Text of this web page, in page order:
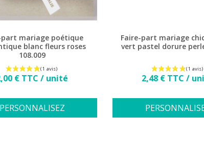
part mariage poétique
blanc fleurs roses
108.009
Prix
€ TTC / unité
PERSONNALISEZ
Faire-part mariage
vert pastel dorure
Prix
2,48 € TTC /